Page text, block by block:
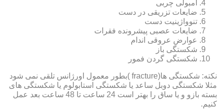
آمبولی چربی
ضایعات تزریقی در دست
تنوواژینیت دست
ضایعات عصبی پیشرونده فقرات
عوارض عروقی اندام
شکستگی باز
شکستگی گردن فمور
نکته: شکستگی ها(fracture )بطور معمول اورژانس تلقی نمی شود
مثلا شکستگی دوبل ساعد یا شکستگی استابولوم یا شکستگی های
بسته بازو و یا ساق را بهتر است 24 ساعت تا 48 ساعت بعد عمل
کنیم.